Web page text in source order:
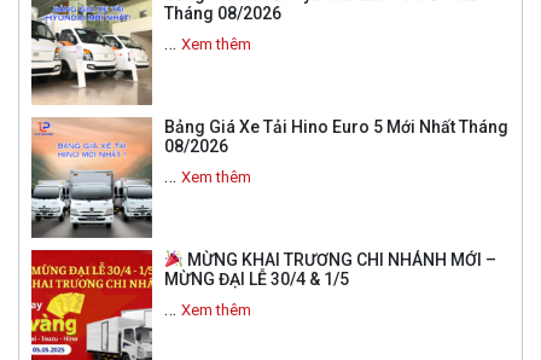
Tháng 08/2026
… Xem thêm
Bảng Giá Xe Tải Hino Euro 5 Mới Nhất Tháng
08/2026
… Xem thêm
MỪNG KHAI TRƯƠNG CHI NHÁNH MỚI –
MỪNG ĐẠI LỄ 30/4 & 1/5
… Xem thêm